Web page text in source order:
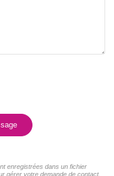
enregistrées dans un fichier
gérer votre demande de contact.